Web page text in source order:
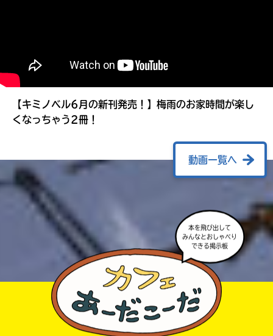
【キミノベル6月の新刊発売！】梅雨のお家時間が楽し
くなっちゃう2冊！
動画一覧へ
本を飛び出して
みんなとおしゃべり
できる掲示板